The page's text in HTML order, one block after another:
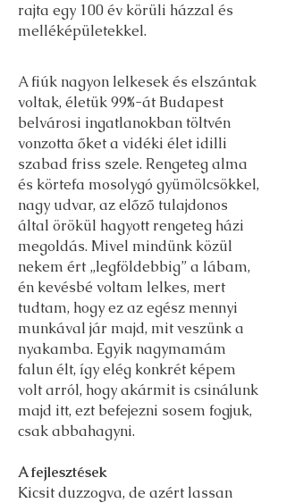
rajta egy 100 év körüli házzal és
melléképületekkel.
A fiúk nagyon lelkesek és elszántak
voltak, életük 99%-át Budapest
belvárosi ingatlanokban töltvén
vonzotta őket a vidéki élet idilli
szabad friss szele. Rengeteg alma
és körtefa mosolygó gyümölcsökkel,
nagy udvar, az előző tulajdonos
által örökül hagyott rengeteg házi
megoldás. Mivel mindünk közül
nekem ért „legföldebbig” a lábam,
én kevésbé voltam lelkes, mert
tudtam, hogy ez az egész mennyi
munkával jár majd, mit veszünk a
nyakamba. Egyik nagymamám
falun élt, így elég konkrét képem
volt arról, hogy akármit is csinálunk
majd itt, ezt befejezni sosem fogjuk,
csak abbahagyni.
A fejlesztések
Kicsit duzzogva, de azért lassan